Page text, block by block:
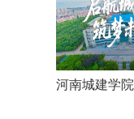
传片
河南城建学